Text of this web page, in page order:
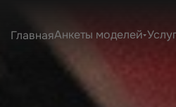
ГлавнаяАнкеты моделей